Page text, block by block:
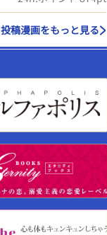
投稿漫画をもっと見る